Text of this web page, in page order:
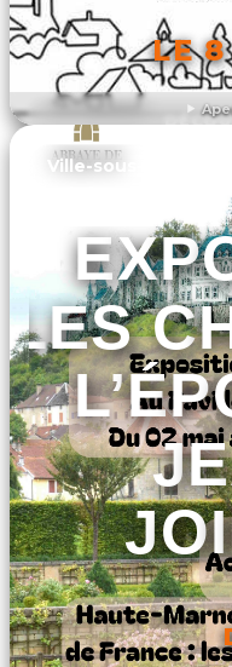
LE
Ville-sous-la-ferté
LES